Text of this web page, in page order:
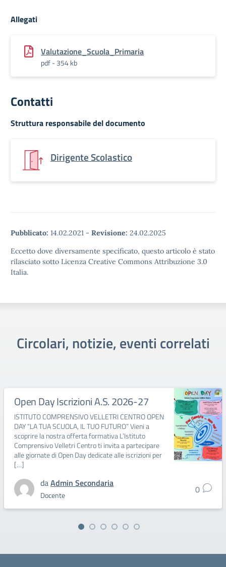
Allegati
Valutazione_Scuola_Primaria
pdf - 354 kb
Contatti
Struttura responsabile del documento
Dirigente Scolastico
Pubblicato: 14.02.2021 - Revisione: 24.02.2025
Eccetto dove diversamente specificato, questo articolo è stato
rilasciato sotto Licenza Creative Commons Attribuzione 3.0
Italia.
Circolari, notizie, eventi correlati
Open Day Iscrizioni A.S. 2026-27
ISTITUTO COMPRENSIVO VELLETRI CENTRO OPEN
DAY “LA TUA SCUOLA, IL TUO FUTURO” Vieni a
scoprire la nostra offerta formativa L’Istituto
Comprensivo Velletri Centro ti invita a partecipare
alle giornate di Open Day dedicate alle iscrizioni per
[…]
daAdmin Secondaria
Docente 0